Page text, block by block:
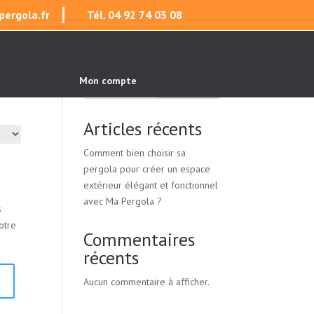
Tél. 04 92 74 03 08
Mon compte
Articles récents
Comment bien choisir sa
pergola pour créer un espace
extérieur élégant et fonctionnel
avec Ma Pergola ?
Commentaires
récents
Aucun commentaire à afficher.